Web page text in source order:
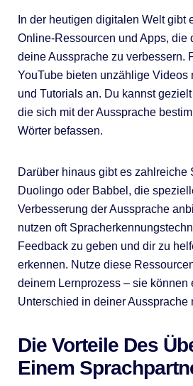
In der heutigen digitalen Welt gibt
Online-Ressourcen und Apps, die
deine Aussprache zu verbessern.
YouTube bieten unzählige Videos
und Tutorials an. Du kannst
die sich mit der Aussprache
Wörter befassen.
Darüber hinaus gibt es zahlreiche
Duolingo oder Babbel, die
Verbesserung der Aussprache
nutzen oft
Feedback zu geben und dir zu
erkennen. Nutze diese
deinem Lernprozess – sie können
Unterschied in deiner Aussprache
Die Vorteile Des
Einem